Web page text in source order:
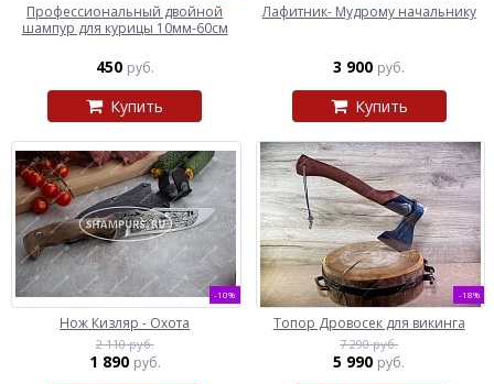
Профессиональный двойной
шампур для курицы 10мм-60см
450 руб.
Купить
Лафитник- Мудрому начальнику
3 900 руб.
Купить
-10%
Нож Кизляр - Охота
2 110 руб.
1 890 руб.
-18%
Топор Дровосек для викинга
7 290 руб.
5 990 руб.